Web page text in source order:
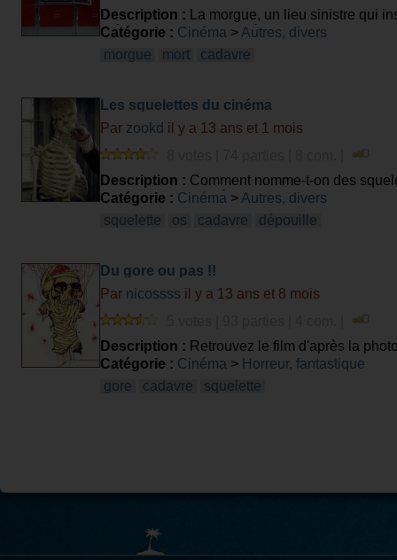
Description : La morgue, un lieu sinistre qui
scène de morgue au cinéma?
Catégorie : Cinéma > Autres, divers
morgue
mort cadavre
Les squelettes du cinéma
Par zookd il y a 13 ans et 1 mois
Description : Comment nomme-t-on des
de film avec une scène squelettique.
Catégorie : Cinéma > Autres, divers
squelette
os cadavre dépouille
Du gore ou pas !!
Par nicossss il y a 13 ans et 8 mois
Description : Retrouvez le film d'après la
Catégorie : Cinéma > Horreur, fantastique
gore
cadavre squelette